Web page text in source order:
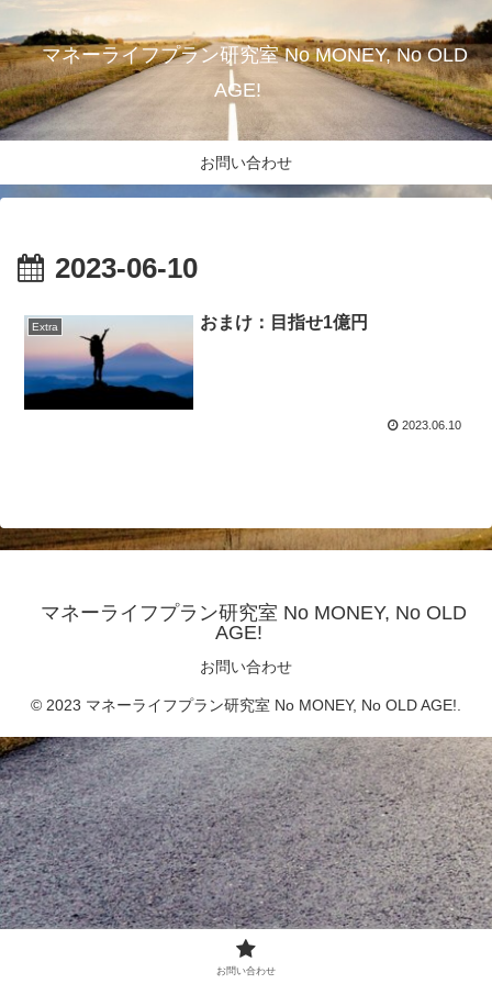
マネーライフプラン研究室 No MONEY, No OLD
AGE!
お問い合わせ
2023-06-10
Extra おまけ：目指せ1億円
2023.06.10
マネーライフプラン研究室 No MONEY, No OLD
AGE!
お問い合わせ
© 2023 マネーライフプラン研究室 No MONEY, No OLD AGE!.
お問い合わせ